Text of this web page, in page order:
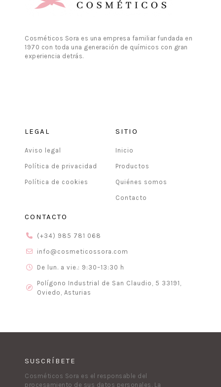
Cosméticos Sora es una empresa familiar fundada en
1970 con toda una generación de químicos con gran
experiencia detrás.
LEGAL
Aviso legal
Política de privacidad
Política de cookies
SITIO
Inicio
Productos
Quiénes somos
Contacto
CONTACTO
(+34) 985 781 068
info@cosmeticossora.com
De lun. a vie.: 9:30–13:30 h
Polígono Industrial de San Claudio, 5 33191,
Oviedo, Asturias
SUSCRÍBETE
Cosméticos Sora es el responsable del
procesamiento de sus datos personales. La